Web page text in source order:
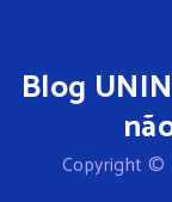
Blog
Copyright ©